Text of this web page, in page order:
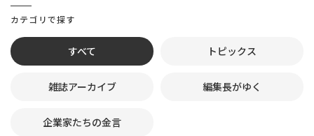
カテゴリで探す
すべて トピックス
雑誌アーカイブ 編集長がゆく
企業家たちの金言